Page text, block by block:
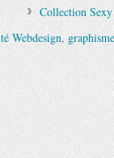
Collection
Webdesign, graphisme